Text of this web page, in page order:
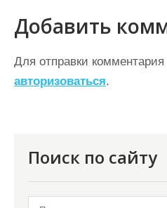
а
ц
и
я
Добавить
Для отправки
авторизоваться.
Поиск по сайту